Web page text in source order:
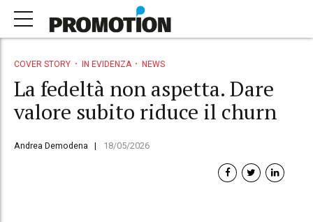
COVER STORY IN EVIDENZA NEWS
La fedeltà non aspetta. Dare
valore subito riduce il churn
Andrea Demodena 18/05/2026